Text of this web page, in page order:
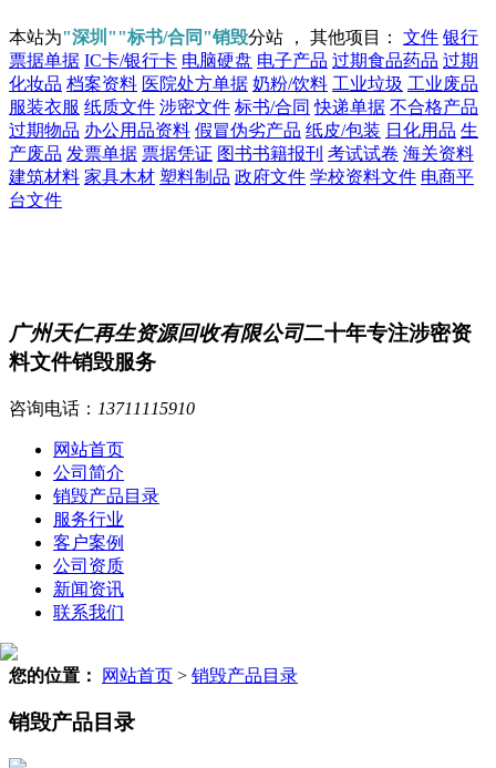
本站为"深圳""标书/合同"销毁分站 ， 其他项目： 文件 银行
票据单据 IC卡/银行卡 电脑硬盘 电子产品 过期食品药品 过期
化妆品 档案资料 医院处方单据 奶粉/饮料 工业垃圾 工业废品
服装衣服 纸质文件 涉密文件 标书/合同 快递单据 不合格产品
过期物品 办公用品资料 假冒伪劣产品 纸皮/包装 日化用品 生
产废品 发票单据 票据凭证 图书书籍报刊 考试试卷 海关资料
建筑材料 家具木材 塑料制品 政府文件 学校资料文件 电商平
台文件
广州天仁再生资源回收有限公司二十年专注涉密资
料文件销毁服务
咨询电话： 13711115910
网站首页
公司简介
销毁产品目录
服务行业
客户案例
公司资质
新闻资讯
联系我们
您的位置： 网站首页 > 销毁产品目录
销毁产品目录